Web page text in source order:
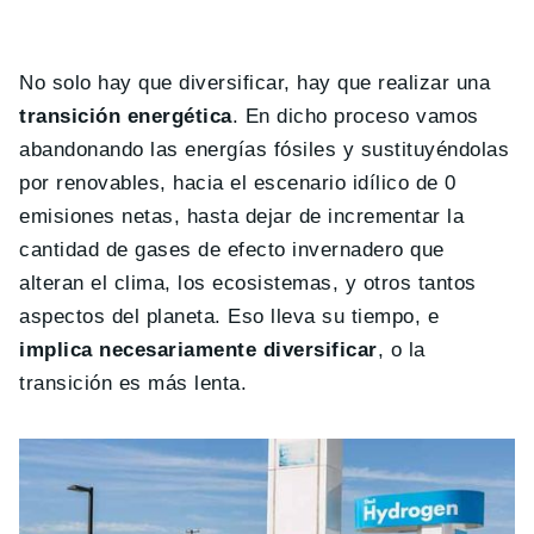
No solo hay que diversificar, hay que realizar una
transición energética. En dicho proceso vamos
abandonando las energías fósiles y sustituyéndolas
por renovables, hacia el escenario idílico de 0
emisiones netas, hasta dejar de incrementar la
cantidad de gases de efecto invernadero que
alteran el clima, los ecosistemas, y otros tantos
aspectos del planeta. Eso lleva su tiempo, e
implica necesariamente diversificar, o la
transición es más lenta.